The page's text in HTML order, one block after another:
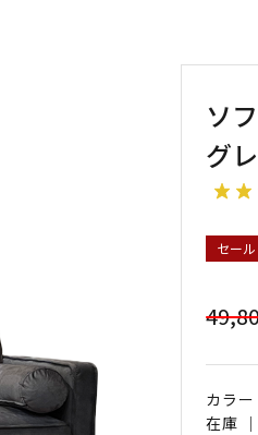
ソ
グ
セール
カラ
在庫